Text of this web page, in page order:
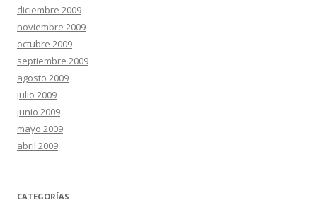
diciembre 2009
noviembre 2009
octubre 2009
septiembre 2009
agosto 2009
julio 2009
junio 2009
mayo 2009
abril 2009
CATEGORÍAS